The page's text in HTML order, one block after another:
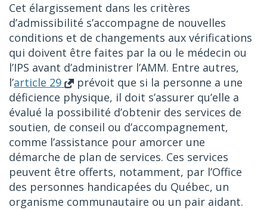
Cet élargissement dans les critères
d’admissibilité s’accompagne de nouvelles
conditions et de changements aux vérifications
qui doivent être faites par la ou le médecin ou
l’IPS avant d’administrer l’AMM. Entre autres,
l’article 29
prévoit que si la personne a une
déficience physique, il doit s’assurer qu’elle a
évalué la possibilité d’obtenir des services de
soutien, de conseil ou d’accompagnement,
comme l’assistance pour amorcer une
démarche de plan de services. Ces services
peuvent être offerts, notamment, par l’Office
des personnes handicapées du Québec, un
organisme communautaire ou un pair aidant.